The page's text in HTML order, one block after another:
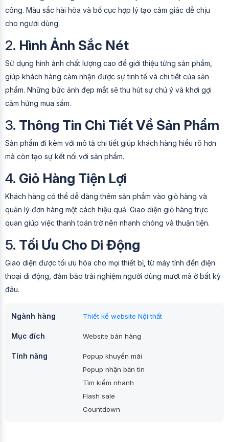
công. Màu sắc hài hòa và bố cục hợp lý tạo cảm giác dễ chịu
cho người dùng.
2. Hình Ảnh Sắc Nét
Sử dụng hình ảnh chất lượng cao để giới thiệu từng sản phẩm,
giúp khách hàng cảm nhận được sự tinh tế và chi tiết của sản
phẩm. Những bức ảnh đẹp mắt sẽ thu hút sự chú ý và khơi gợi
cảm hứng mua sắm.
3. Thông Tin Chi Tiết Về Sản Phẩm
Sản phẩm đi kèm với mô tả chi tiết giúp khách hàng hiểu rõ hơn
mà còn tạo sự kết nối với sản phẩm.
4. Giỏ Hàng Tiện Lợi
Khách hàng có thể dễ dàng thêm sản phẩm vào giỏ hàng và
quản lý đơn hàng một cách hiệu quả. Giao diện giỏ hàng trực
quan giúp việc thanh toán trở nên nhanh chóng và thuận tiện.
5. Tối Ưu Cho Di Động
Giao diện được tối ưu hóa cho mọi thiết bị, từ máy tính đến điện
thoại di động, đảm bảo trải nghiệm người dùng mượt mà ở bất kỳ
đâu.
Ngành hàng Thiết kế website Nội thất
Mục đích Website bán hàng
Tính năng
Popup khuyến mãi
Popup nhận bản tin
Tìm kiếm nhanh
Flash sale
Countdown